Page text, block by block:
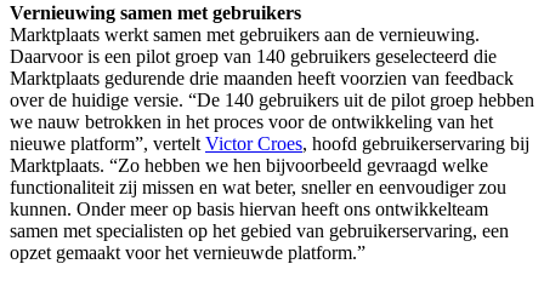
Vernieuwing samen met gebruikers
Marktplaats werkt samen met gebruikers aan de vernieuwing.
Daarvoor is een pilot groep van 140 gebruikers geselecteerd die
Marktplaats gedurende drie maanden heeft voorzien van feedback
over de huidige versie. “De 140 gebruikers uit de pilot groep hebben
we nauw betrokken in het proces voor de ontwikkeling van het
nieuwe platform”, vertelt Victor Croes, hoofd gebruikerservaring bij
Marktplaats. “Zo hebben we hen bijvoorbeeld gevraagd welke
functionaliteit zij missen en wat beter, sneller en eenvoudiger zou
kunnen. Onder meer op basis hiervan heeft ons ontwikkelteam
samen met specialisten op het gebied van gebruikerservaring, een
opzet gemaakt voor het vernieuwde platform.”